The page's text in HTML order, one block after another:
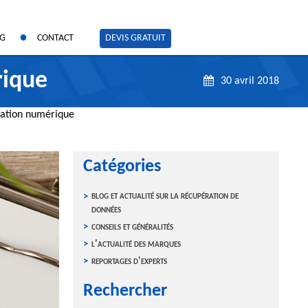
CONTACT DEVIS GRATUIT
30 avril 2018
numérique
Catégories
blog et actualité sur la récupération de
données
conseils et généralités
l'actualité des marques
reportages d'experts
Rechercher